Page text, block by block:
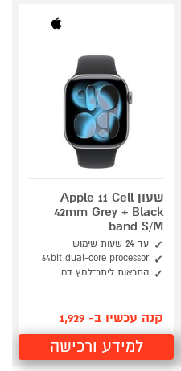
שעון Apple 11 Cell
42mm Grey + Black
band S/M
עד 24 שעות שימוש
64bit dual-core processor
התראות ליתר־לחץ דם
קנה עכשיו ב- 1,929
למידע ורכישה